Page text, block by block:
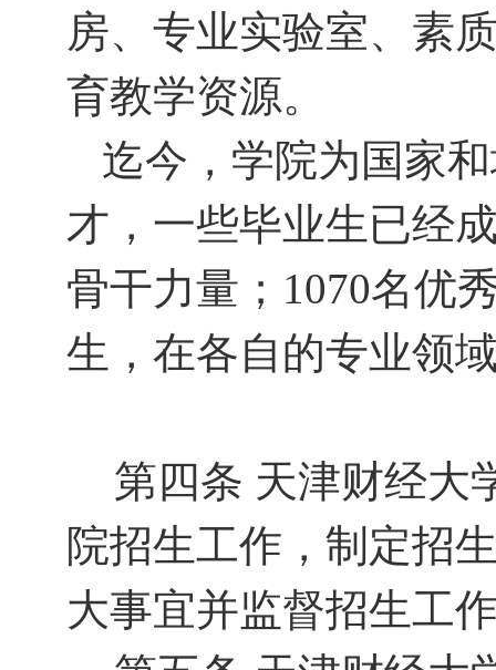
房、专业实验室、素
育教学资源。
迄今，学院为国家
才，一些毕业生已经
骨干力量； 1070名优
生，在各自的专业领
第四条 天津财经大
院招生工作，制定招
大事宜并监督招生工